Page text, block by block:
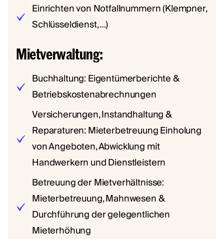
Einrichten von Notfallnummern (Klempner,
Schlüsseldienst, …)
Mietverwaltung:
Buchhaltung: Eigentümerberichte &
Betriebskostenabrechnungen
Versicherungen, Instandhaltung &
Reparaturen: Mieterbetreuung Einholung
von Angeboten, Abwicklung mit
Handwerkern und Dienstleistern
Betreuung der Mietverhältnisse:
Mieterbetreuung, Mahnwesen &
Durchführung der gelegentlichen
Mieterhöhung